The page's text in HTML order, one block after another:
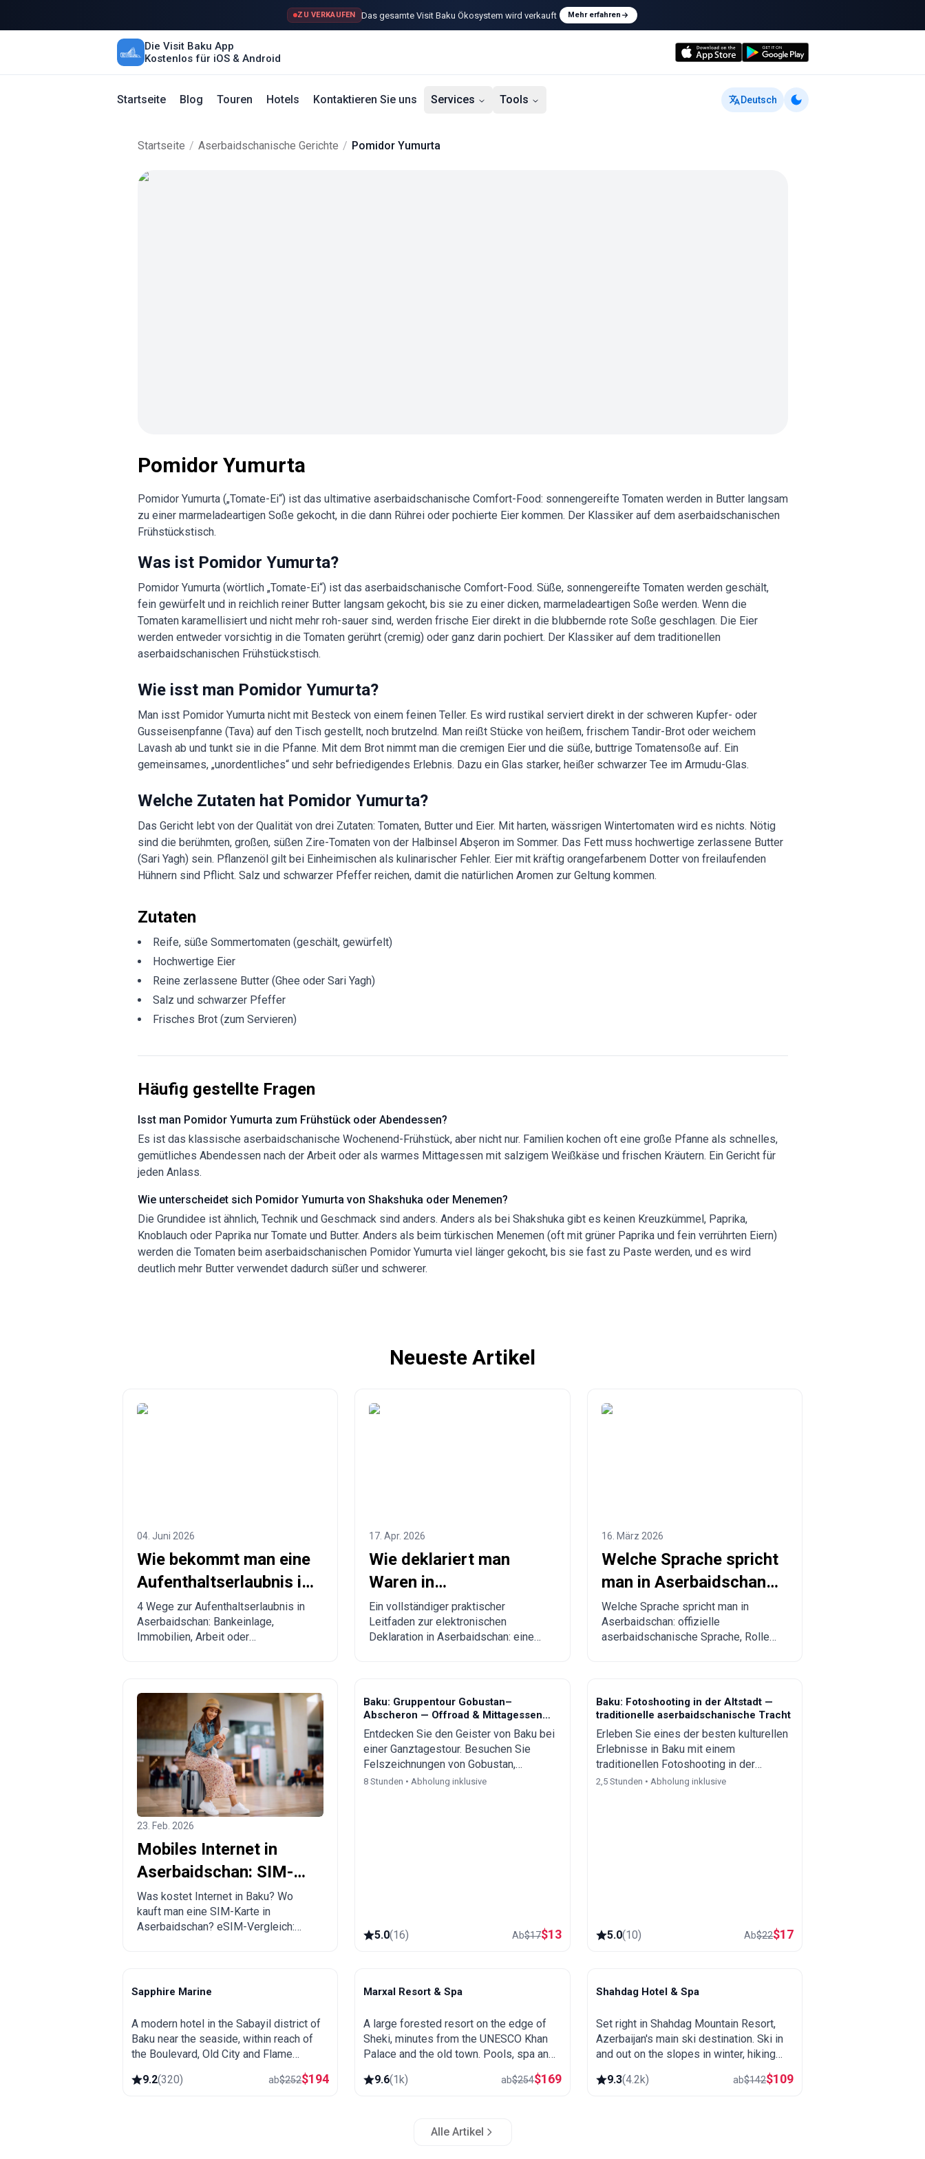
ZU VERKAUFEN Das gesamte Visit Baku Ökosystem wird verkauft Mehr erfahren
Die Visit Baku App
Kostenlos für iOS & Android
Startseite Blog Touren Hotels Kontaktieren Sie uns Services Tools Deutsch
Startseite / Aserbaidschanische Gerichte / Pomidor Yumurta
Pomidor Yumurta
Pomidor Yumurta („Tomate-Ei“) ist das ultimative aserbaidschanische Comfort-Food: sonnengereifte Tomaten werden in Butter langsam
zu einer marmeladeartigen Soße gekocht, in die dann Rührei oder pochierte Eier kommen. Der Klassiker auf dem aserbaidschanischen
Frühstückstisch.
Was ist Pomidor Yumurta?
Pomidor Yumurta (wörtlich „Tomate-Ei“) ist das aserbaidschanische Comfort-Food. Süße, sonnengereifte Tomaten werden geschält,
fein gewürfelt und in reichlich reiner Butter langsam gekocht, bis sie zu einer dicken, marmeladeartigen Soße werden. Wenn die
Tomaten karamellisiert und nicht mehr roh-sauer sind, werden frische Eier direkt in die blubbernde rote Soße geschlagen. Die Eier
werden entweder vorsichtig in die Tomaten gerührt (cremig) oder ganz darin pochiert. Der Klassiker auf dem traditionellen
aserbaidschanischen Frühstückstisch.
Wie isst man Pomidor Yumurta?
Man isst Pomidor Yumurta nicht mit Besteck von einem feinen Teller. Es wird rustikal serviert direkt in der schweren Kupfer- oder
Gusseisenpfanne (Tava) auf den Tisch gestellt, noch brutzelnd. Man reißt Stücke von heißem, frischem Tandir-Brot oder weichem
Lavash ab und tunkt sie in die Pfanne. Mit dem Brot nimmt man die cremigen Eier und die süße, buttrige Tomatensoße auf. Ein
gemeinsames, „unordentliches“ und sehr befriedigendes Erlebnis. Dazu ein Glas starker, heißer schwarzer Tee im Armudu-Glas.
Welche Zutaten hat Pomidor Yumurta?
Das Gericht lebt von der Qualität von drei Zutaten: Tomaten, Butter und Eier. Mit harten, wässrigen Wintertomaten wird es nichts. Nötig
sind die berühmten, großen, süßen Zire-Tomaten von der Halbinsel Abşeron im Sommer. Das Fett muss hochwertige zerlassene Butter
(Sari Yagh) sein. Pflanzenöl gilt bei Einheimischen als kulinarischer Fehler. Eier mit kräftig orangefarbenem Dotter von freilaufenden
Hühnern sind Pflicht. Salz und schwarzer Pfeffer reichen, damit die natürlichen Aromen zur Geltung kommen.
Zutaten
Reife, süße Sommertomaten (geschält, gewürfelt)
Hochwertige Eier
Reine zerlassene Butter (Ghee oder Sari Yagh)
Salz und schwarzer Pfeffer
Frisches Brot (zum Servieren)
Häufig gestellte Fragen
Isst man Pomidor Yumurta zum Frühstück oder Abendessen?
Es ist das klassische aserbaidschanische Wochenend-Frühstück, aber nicht nur. Familien kochen oft eine große Pfanne als schnelles,
gemütliches Abendessen nach der Arbeit oder als warmes Mittagessen mit salzigem Weißkäse und frischen Kräutern. Ein Gericht für
jeden Anlass.
Wie unterscheidet sich Pomidor Yumurta von Shakshuka oder Menemen?
Die Grundidee ist ähnlich, Technik und Geschmack sind anders. Anders als bei Shakshuka gibt es keinen Kreuzkümmel, Paprika,
Knoblauch oder Paprika nur Tomate und Butter. Anders als beim türkischen Menemen (oft mit grüner Paprika und fein verrührten Eiern)
werden die Tomaten beim aserbaidschanischen Pomidor Yumurta viel länger gekocht, bis sie fast zu Paste werden, und es wird
deutlich mehr Butter verwendet dadurch süßer und schwerer.
Neueste Artikel
04. Juni 2026
Wie bekommt man eine
Aufenthaltserlaubnis in
Aserbaidschan? 4
Wege zur Legalisierung
4 Wege zur Aufenthaltserlaubnis in
Aserbaidschan: Bankeinlage,
Immobilien, Arbeit oder
17. Apr. 2026
Wie deklariert man
Waren in
Aserbaidschan und
bestellt aus China nach
Ein vollständiger praktischer
Leitfaden zur elektronischen
Deklaration in Aserbaidschan: eine
Lieferzeiten und eine Schritt-für-
Schritt-Anleitung für Bestellungen
aus China, der Türkei, den USA und
anderen Ländern nach
Aserbaidschan.
16. März 2026
Welche Sprache spricht
man in Aserbaidschan?
Vollständige Erklärung
für Reisende und
Welche Sprache spricht man in
Aserbaidschan: offizielle
aserbaidschanische Sprache, Rolle
Menschen, die einen Umzug planen.
23. Feb. 2026
Mobiles Internet in
Aserbaidschan: SIM-
Karte und eSIM in Baku
kaufen
Was kostet Internet in Baku? Wo
kauft man eine SIM-Karte in
Aserbaidschan? eSIM-Vergleich:
Baku: Gruppentour Gobustan–
Abscheron — Offroad & Mittagessen
inklusive
Entdecken Sie den Geister von Baku bei
einer Ganztagestour. Besuchen Sie
Felszeichnungen von Gobustan,
Schlammvulkane, Rituale im
8 Stunden • Abholung inklusive
5.0(16) Ab$17$13
Baku: Fotoshooting in der Altstadt —
traditionelle aserbaidschanische Tracht
Erleben Sie eines der besten kulturellen
Erlebnisse in Baku mit einem
traditionellen Fotoshooting in der
Altstadt. Tragen Sie authentische
2,5 Stunden • Abholung inklusive
5.0(10) Ab$22$17
Baku
Sapphire Marine
A modern hotel in the Sabayil district of
Baku near the seaside, within reach of
the Boulevard, Old City and Flame
Towers. Comfortable base for exploring
the capital.
9.2(320) ab$252$194
Sheki
Marxal Resort & Spa
A large forested resort on the edge of
Sheki, minutes from the UNESCO Khan
Palace and the old town. Pools, spa and
wellness, wooded hillsides and a great
base for exploring northern Azerbaijan.
9.6(1k) ab$254$169
Shahdag
Shahdag Hotel & Spa
Set right in Shahdag Mountain Resort,
Azerbaijan's main ski destination. Ski in
and out on the slopes in winter, hiking
and cool mountain air in summer, plus a
spa and heated pool.
9.3(4.2k) ab$142$109
Alle Artikel